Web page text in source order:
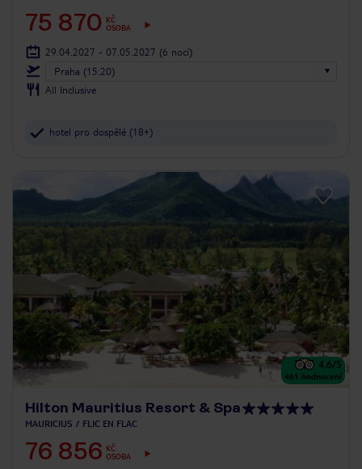
75 870
KČ
OSOBA
29.04.2027 - 07.05.2027 (6 nocí)
Praha (15:20)
All Inclusive
hotel pro dospělé (18+)
4.6/5
461 hodnocení
Hilton Mauritius Resort & Spa
MAURICIUS FLIC EN FLAC
76 856 KČ
OSOBA